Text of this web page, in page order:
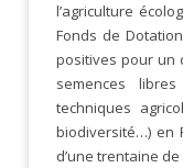
l’agriculture
Fonds de
positives pour un
semences
techniques
biodiversité…) en
d’une trentaine